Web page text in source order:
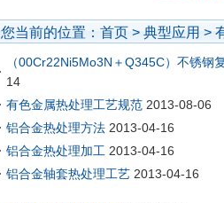
您当前的位置： 首页 > 典型应用 >
（00Cr22Ni5Mo3N＋Q345C）不锈钢
14
有色金属热处理工艺规范 2013-08-06
铝合金热处理方法 2013-04-16
铝合金热处理加工 2013-04-16
铝合金轴套热处理工艺 2013-04-16